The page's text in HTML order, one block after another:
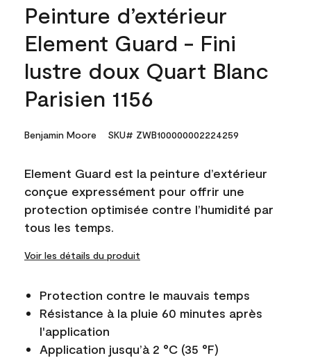
Peinture d’extérieur
Element Guard - Fini
lustre doux Quart Blanc
Parisien 1156
Benjamin Moore SKU# ZWB100000002224259
Element Guard est la peinture d’extérieur
conçue expressément pour offrir une
protection optimisée contre l’humidité par
tous les temps.
Voir les détails du produit
Protection contre le mauvais temps
Résistance à la pluie 60 minutes après
l'application
Application jusqu’à 2 °C (35 °F)